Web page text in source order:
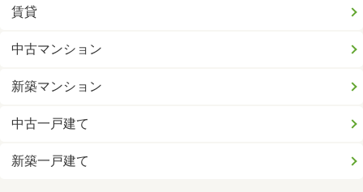
賃貸
中古マンション
新築マンション
中古一戸建て
新築一戸建て